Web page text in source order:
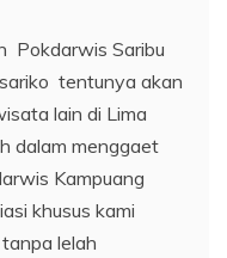
Pokdarwis Saribu
tentunya akan
lain di Lima
dalam menggaet
Kampuang
khusus kami
lelah